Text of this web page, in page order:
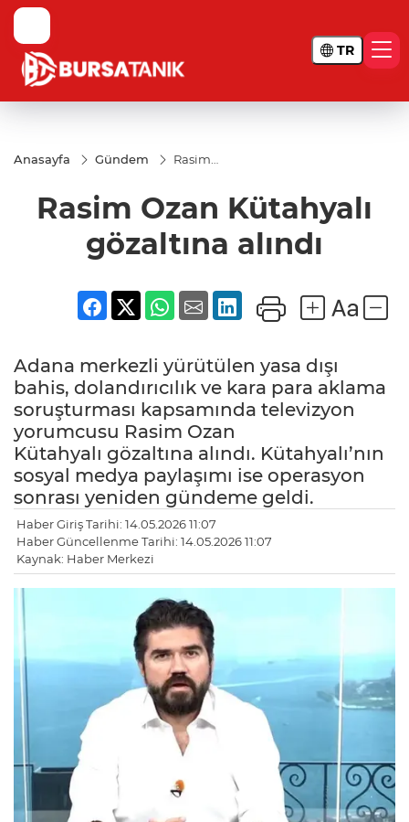
TR
Anasayfa Gündem
Rasim
gözaltına
alındı
Rasim Ozan Kütahyalı
gözaltına alındı
Adana merkezli yürütülen yasa dışı
bahis, dolandırıcılık ve kara para aklama
soruşturması kapsamında televizyon
yorumcusu Rasim Ozan
Kütahyalı gözaltına alındı. Kütahyalı’nın
sosyal medya paylaşımı ise operasyon
sonrası yeniden gündeme geldi.
Haber Giriş Tarihi: 14.05.2026 11:07
Haber Güncellenme Tarihi: 14.05.2026 11:07
Kaynak: Haber Merkezi